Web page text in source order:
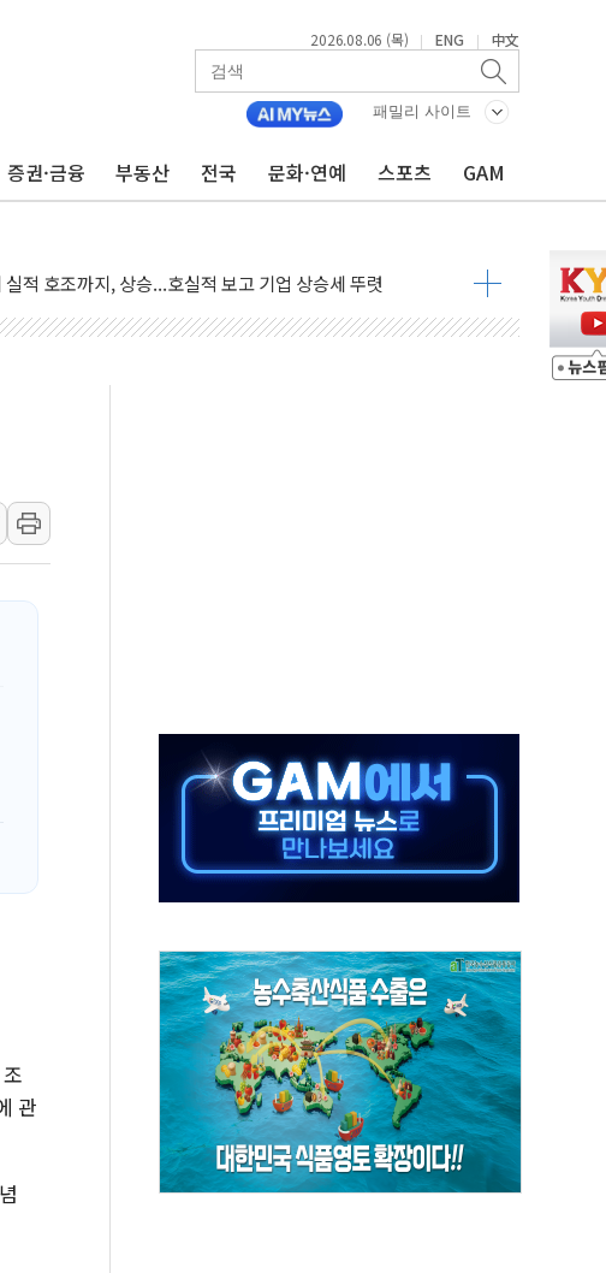
2026.08.06 (목) | ENG | 中文
패밀리 사이트
증권·금융 부동산 전국 문화·연예 스포츠 GAM
나·아이온큐·도어대시↑ VS 샌디스크·피그마·앱러빈↓
과급 반대…상법·자본시장법 개정 논의"
일 발사에 긴급 안보 점검회의
화·호르무즈 재개방 기대에 강세
민간인 '사파리' 공격… 시민들 공포감 극대화 전략
임시 주총 기대감에 홀로 상한가…마진 잔액은 사상 최고
중상…대응 1단계 진압 중
손봐야, 경쟁상대 中과 비교해야"
리 탄도미사일 1발 발사… 올해 10번째·42일 만 도발
비아에 새 안보 위기… 반군·마약카르텔이 습득해 전투 활용
긴 어선 구조
아닌 무해한 표면 부식 물질"
금 유입에도 박스권…美 암호화폐 법안 처리 여부도 변수
관